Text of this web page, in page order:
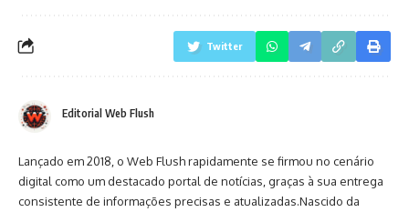
Twitter
Editorial Web Flush
Lançado em 2018, o Web Flush rapidamente se firmou no cenário
digital como um destacado portal de notícias, graças à sua entrega
consistente de informações precisas e atualizadas.Nascido da